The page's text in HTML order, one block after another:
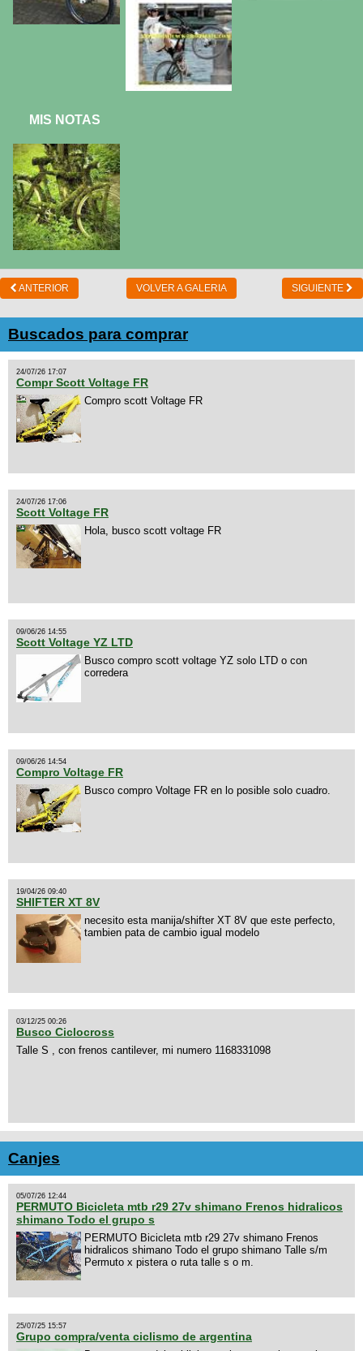
MIS NOTAS
ANTERIOR VOLVER A GALERIA SIGUIENTE
Buscados para comprar
24/07/26 17:07
Compr Scott Voltage FR
Compro scott Voltage FR
24/07/26 17:06
Scott Voltage FR
Hola, busco scott voltage FR
09/06/26 14:55
Scott Voltage YZ LTD
Busco compro scott voltage YZ solo LTD o con
corredera
09/06/26 14:54
Compro Voltage FR
Busco compro Voltage FR en lo posible solo cuadro.
19/04/26 09:40
SHIFTER XT 8V
necesito esta manija/shifter XT 8V que este perfecto,
tambien pata de cambio igual modelo
03/12/25 00:26
Busco Ciclocross
Talle S , con frenos cantilever, mi numero 1168331098
Canjes
05/07/26 12:44
PERMUTO Bicicleta mtb r29 27v shimano Frenos hidralicos
shimano Todo el grupo s
PERMUTO Bicicleta mtb r29 27v shimano Frenos
hidralicos shimano Todo el grupo shimano Talle s/m
Permuto x pistera o ruta talle s o m.
25/07/25 15:57
Grupo compra/venta ciclismo de argentina